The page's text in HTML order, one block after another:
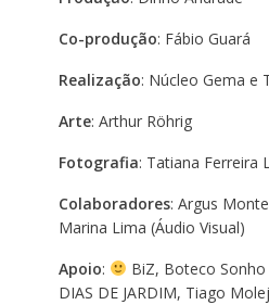
Co-produção: Fábio Guará
Realização: Núcleo Gema e
Arte: Arthur Röhrig
Fotografia: Tatiana Ferreira
Colaboradores: Argus
Marina Lima (Áudio Visual)
Apoio:
BiZ, Boteco
DIAS DE JARDIM, Tiago